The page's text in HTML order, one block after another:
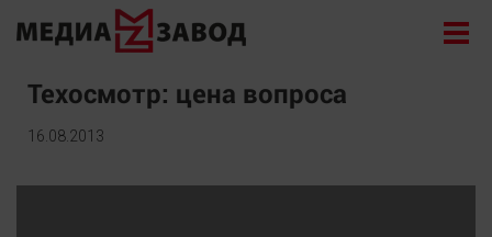
Новости
Техосмотр: цена вопроса
16.08.2013